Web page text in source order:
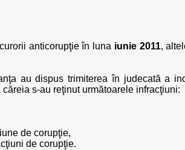
anticorupţie în luna iunie 2011,
au dispus trimiterea în judecată a
s-au reţinut următoarele infracţiuni:
de corupţie,
de corupţie.